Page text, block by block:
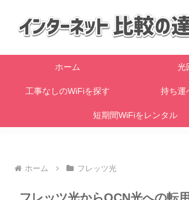
ホーム 光
工事なしのWiFiを探す 持ち運
短期間WiFiをレンタル
ホーム フレッツ光